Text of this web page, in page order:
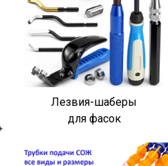
Лезвия-шаберы
для фасок